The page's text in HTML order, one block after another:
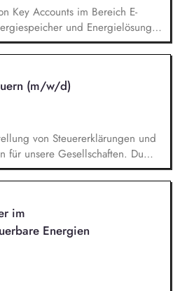
Key Accounts im Bereich E-
und Energielösungen
sowie aktive
neuer Marktpotenziale
zur Weiterentwicklung
Beratung von Kunden zu
Lösungen im E-Mobilität,
von Angeboten und
von Vertragsverhandlungen
Zusammenarbeit mit Technik,
(m/w/d)
von Steuererklärungen und
für unsere Gesellschaften. Du
Steuerbilanzen und E-Bilanzen
aktueller steuerlicher
und analysierst
mögliche Abweichungen. Du
und arbeitest mit internen
zusammen. Du wirkst bei
steuerlicher Geschäftsvorfälle
im
Energien